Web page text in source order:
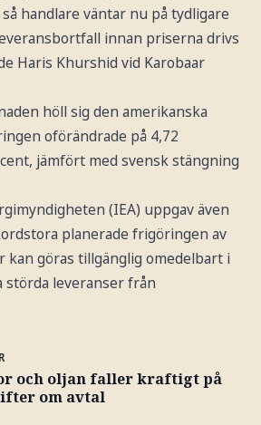
handlare väntar nu på tydligare
innan priserna drivs
Haris Khurshid vid Karobaar
höll sig den amerikanska
oförändrade på 4,72
jämfört med svensk stängning
(IEA) uppgav även
planerade frigöringen av
kan göras tillgänglig omedelbart i
leveranser från
och oljan faller kraftigt på
om avtal